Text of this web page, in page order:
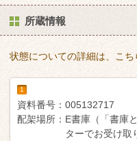
所蔵情報
状態についての詳細は、こち
1
資料番号： 005132717
配架場所： E書庫（「書庫
ターでお受け取